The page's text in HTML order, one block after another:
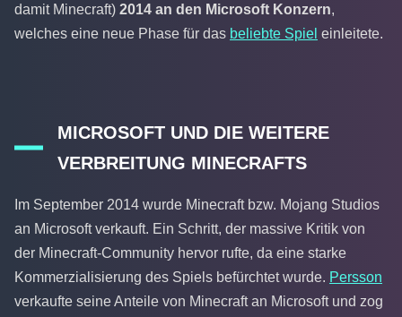
damit Minecraft) 2014 an den Microsoft Konzern,
welches eine neue Phase für das beliebte Spiel einleitete.
MICROSOFT UND DIE WEITERE
VERBREITUNG MINECRAFTS
Im September 2014 wurde Minecraft bzw. Mojang Studios
an Microsoft verkauft. Ein Schritt, der massive Kritik von
der Minecraft-Community hervor rufte, da eine starke
Kommerzialisierung des Spiels befürchtet wurde. Persson
verkaufte seine Anteile von Minecraft an Microsoft und zog